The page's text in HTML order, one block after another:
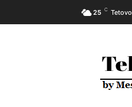
25 C Tetovo